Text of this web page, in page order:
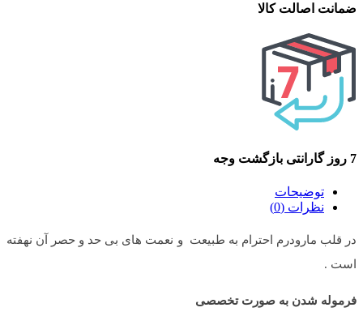
ضمانت اصالت کالا
7 روز گارانتی بازگشت وجه
توضیحات
نظرات (0)
در قلب مارودرم احترام به طبیعت و نعمت های بی حد و حصر آن نهفته
است .
فرموله شدن به صورت تخصصی